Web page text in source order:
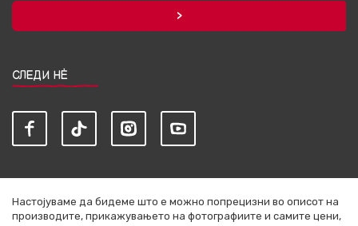
СЛЕДИ НЀ
Настојуваме да бидеме што е можно попрецизни во описот на
производите, прикажувањето на фотографиите и самите цени,